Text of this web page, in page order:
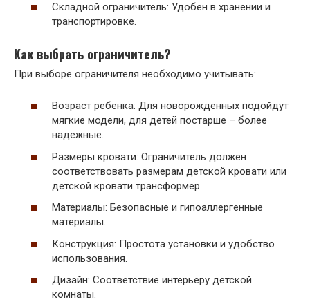
Складной ограничитель: Удобен в хранении и
транспортировке.
Как выбрать ограничитель?
При выборе ограничителя необходимо учитывать:
Возраст ребенка: Для новорожденных подойдут
мягкие модели, для детей постарше – более
надежные.
Размеры кровати: Ограничитель должен
соответствовать размерам детской кровати или
детской кровати трансформер.
Материалы: Безопасные и гипоаллергенные
материалы.
Конструкция: Простота установки и удобство
использования.
Дизайн: Соответствие интерьеру детской
комнаты.